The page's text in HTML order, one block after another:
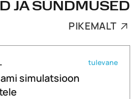
JA SÜNDMUSED
PIKEMALT
simulatsioon
tulevane